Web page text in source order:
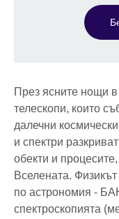
През ясните нощи в
телескопи, които
далечни
и спектри
обекти и
Вселената. Физикът
по астрономия -
спектроскопията